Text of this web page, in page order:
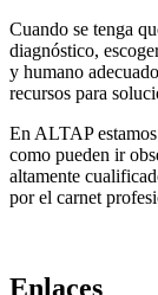
Cuando se tenga
diagnóstico,
y humano
recursos para
En ALTAP
como pueden ir
altamente
por el carnet
Enlaces